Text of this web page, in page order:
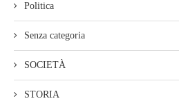
Politica
Senza categoria
SOCIETÀ
STORIA